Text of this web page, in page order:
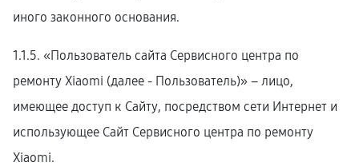
иного законного основания.
1.1.5. «Пользователь сайта Сервисного центра по
ремонту Xiaomi (далее ‑ Пользователь)» – лицо,
имеющее доступ к Сайту, посредством сети Интернет и
использующее Сайт Сервисного центра по ремонту
Xiaomi.